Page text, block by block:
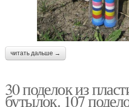
читать дальше →
30 поделок из
бутылок. 107